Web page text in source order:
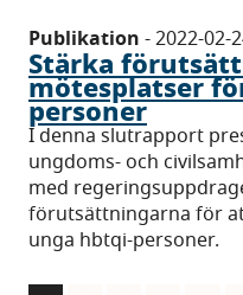
Publikation -2022-02-
Stärka
mötesplatser
personer
I denna slutrapport
ungdoms- och
med
förutsättningarna för
unga hbtqi-personer.